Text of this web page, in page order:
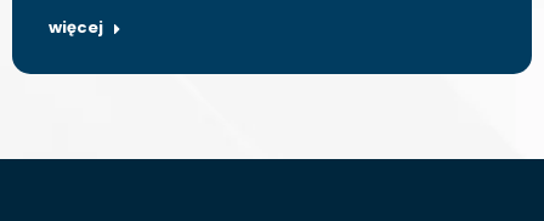
więcej